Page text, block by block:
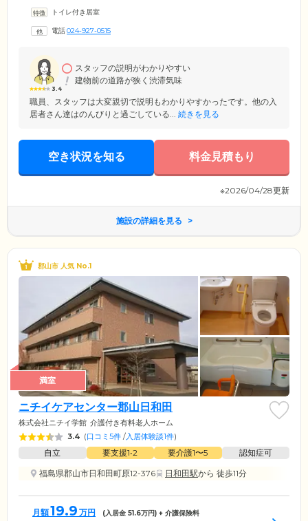
す。「家族の家ひまわり富久山」は、特定施設入居者生活介護事業所の
介護スタッフが常駐し、介護が必要なご入居者様へは、食事・入浴・排
トイレ付き居室
電話024-927-0515
3.4
スタッフの説明がわかりやすい
建物前の道路が狭く渋滞気味
職員、スタッフは大変親切で説明もわかりやすかったです。他の入
居者さん達はのんびりと過ごしている... 続きを見る
空き状況を知る 料金見積もり
※2026/04/28更新
施設の詳細を見る
郡山市 人気 No.1
満室
ニチイケアセンター郡山日和田
株式会社ニチイ学館 介護付き有料老人ホーム
3.4 (口コミ5件 /入居体験談1件)
自立 要支援1•2 要介護1〜5
認知症可
福島県郡山市日和田町原12-376
日和田駅から 徒歩11分
月額19.9 万円 (入居金 51.6万円) + 介護保険料